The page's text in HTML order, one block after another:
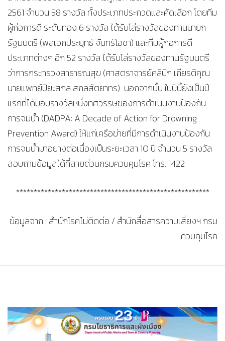
2561 จำนวน 58 รางวัล ทั้งประเภทประกวดและคัดเลือก โดยทีม
ผู้ก่อการดี ระดับทอง 6 รางวัล ได้รับโล่รางวัลของท่านนายก
รัฐมนตรี (พลเอกประยุทธ์ จันทร์โอชา) และทีมผู้ก่อการดี
ประเภทต่างๆ อีก 52 รางวัล ได้รับโล่รางวัลของท่านรัฐมนตรี
ว่าการกระทรวงสาธารณสุข (ศาสตราจารย์คลินิก เกียรติคุณ
นายแพทย์ปิยะสกล สกลสัตยาทร) นอกจากนั้น ในปีนี้ยังเป็นปี
แรกที่ได้มอบรางวัลหนึ่งทศวรรษของการดำเนินงานป้องกัน
การจมน้ำ (DADPA: A Decade of Action for Drowning
Prevention Award) ให้แก่เครือข่ายที่มีการดำเนินงานป้องกัน
การจมน้ำมาอย่างต่อเนื่องเป็นระยะเวลา 10 ปี จำนวน 5 รางวัล
สอบถามข้อมูลได้ที่สายด่วนกรมควบคุมโรค โทร. 1422
*******************************************************
ข้อมูลจาก : สำนักโรคไม่ติดต่อ / สำนักสื่อสารความเสี่ยงฯ กรม
ควบคุมโรค